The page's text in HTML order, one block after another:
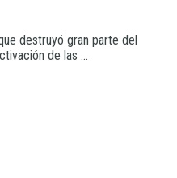
destruyó gran parte del
de las ...